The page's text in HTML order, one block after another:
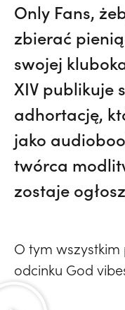
Only Fans,
zbierać
swojej
XIV publikuje
adhortację,
jako
twórca
zostaje
O tym
odcinku God